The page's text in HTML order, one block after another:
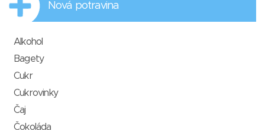
Nová potravina
Alkohol
Bagety
Cukr
Cukrovinky
Čaj
Čokoláda